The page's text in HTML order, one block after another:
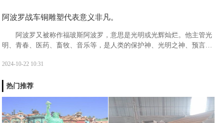
阿波罗战车铜雕塑代表意义非凡。
阿波罗又被称作福玻斯阿波罗，意思是光明或光辉灿烂。他主管光
明、青春、医药、畜牧、音乐等，是人类的保护神、光明之神、预言之
斯特利亚的一座浮岛提洛岛之上。
2024-10-22 10:31
热门推荐